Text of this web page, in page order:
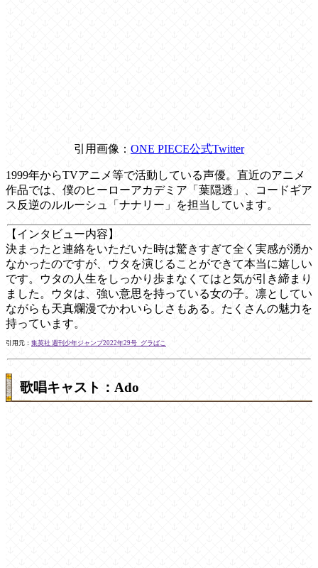
引用画像： ONE PIECE公式Twitter
1999年からTVアニメ等で活動している声優。直近のアニメ
作品では、僕のヒーローアカデミア「葉隠透」、コードギア
ス反逆のルルーシュ「ナナリー」を担当しています。
【インタビュー内容】
決まったと連絡をいただいた時は驚きすぎて全く実感が湧か
なかったのですが、ウタを演じることができて本当に嬉しい
です。ウタの人生をしっかり歩まなくてはと気が引き締まり
ました。ウタは、強い意思を持っている女の子。凛としてい
ながらも天真爛漫でかわいらしさもある。たくさんの魅力を
持っています。
引用元： 集英社 週刊少年ジャンプ2022年29号_グラばこ
歌唱キャスト：Ado